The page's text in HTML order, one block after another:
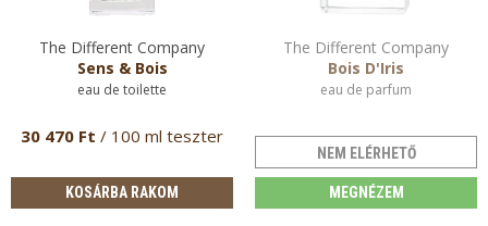
The Different Company
Sens & Bois
eau de toilette
30 470 Ft / 100 ml teszter
KOSÁRBA RAKOM
The Different Company
Bois D'Iris
eau de parfum
NEM ELÉRHETŐ
MEGNÉZEM